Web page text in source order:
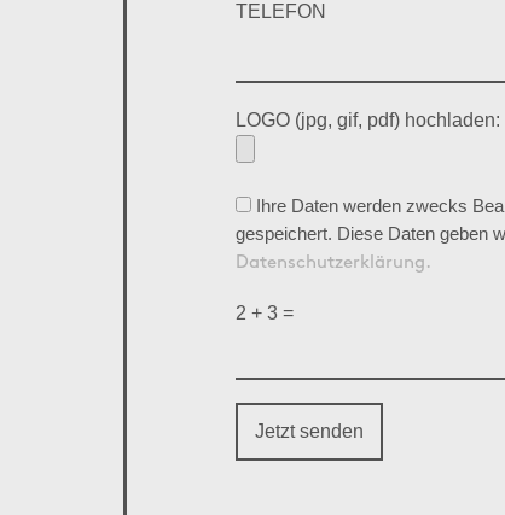
TELEFON
LOGO (jpg, gif, pdf) hochladen:
Ihre Daten werden zwecks
gespeichert. Diese Daten geben
Datenschutzerklärung.
2 + 3 =
Jetzt senden